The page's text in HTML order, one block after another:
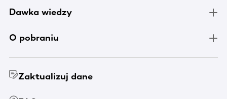
Dawka wiedzy
O pobraniu
Zaktualizuj dane